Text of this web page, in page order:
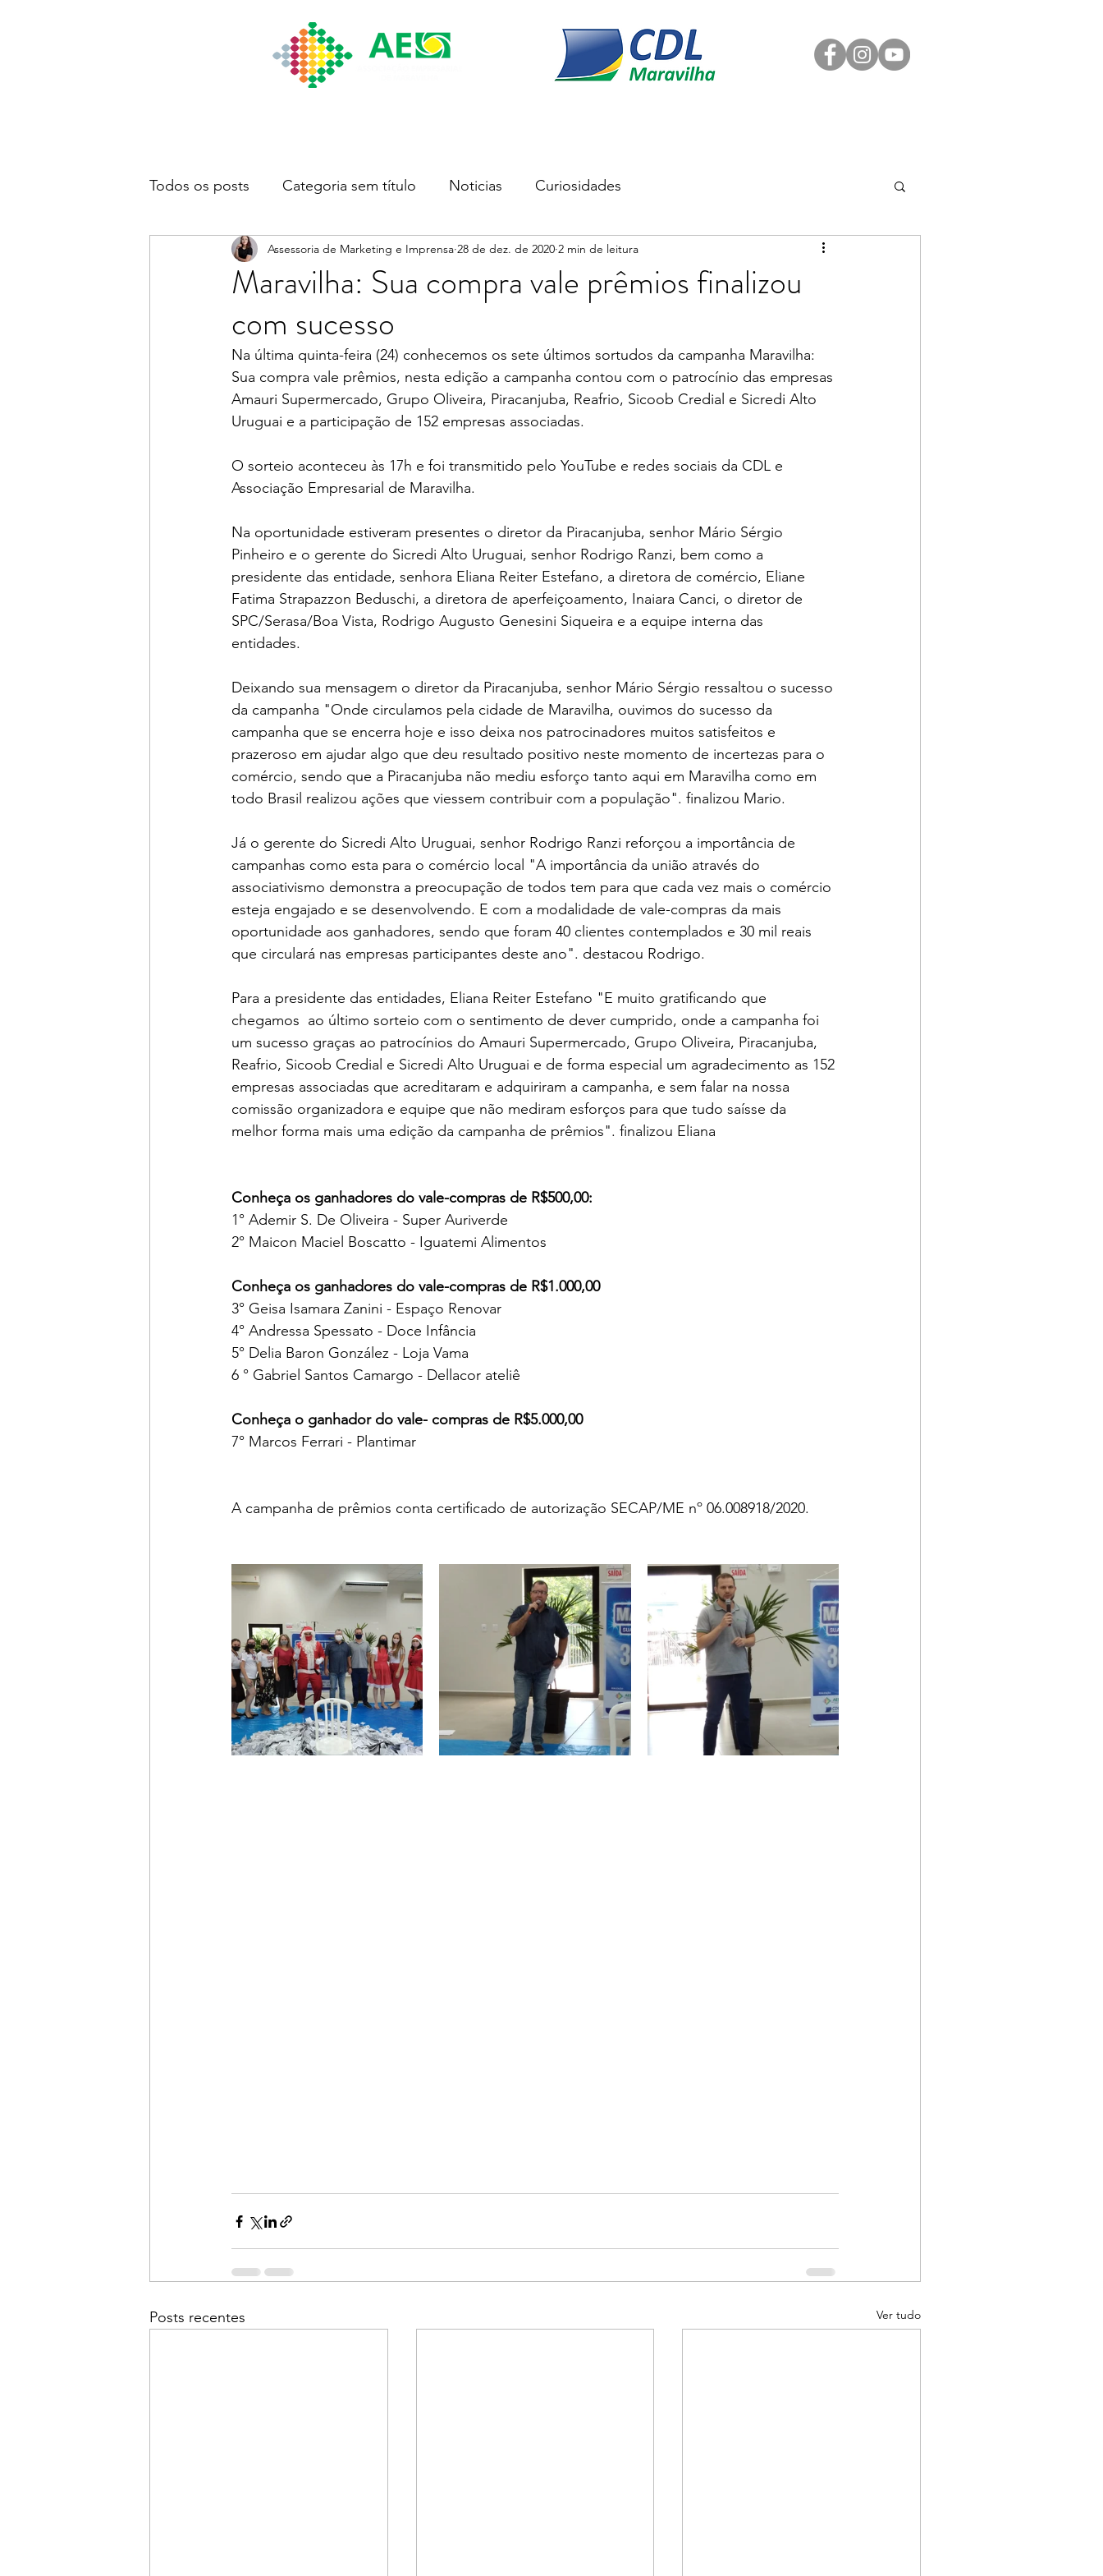
Todos os posts Categoria sem título Noticias Curiosidades
Maravilha: Sua compra vale prêmios finalizou
com sucesso
Assessoria de Marketing e Imprensa 28 de dez. de 2020 2 min de leitura
Na última quinta-feira (24) conhecemos os sete últimos sortudos da campanha Maravilha:
Sua compra vale prêmios, nesta edição a campanha contou com o patrocínio das empresas
Amauri Supermercado, Grupo Oliveira, Piracanjuba, Reafrio, Sicoob Credial e Sicredi Alto
Uruguai e a participação de 152 empresas associadas.
O sorteio aconteceu às 17h e foi transmitido pelo YouTube e redes sociais da CDL e
Associação Empresarial de Maravilha.
Na oportunidade estiveram presentes o diretor da Piracanjuba, senhor Mário Sérgio
Pinheiro e o gerente do Sicredi Alto Uruguai, senhor Rodrigo Ranzi, bem como a
presidente das entidade, senhora Eliana Reiter Estefano, a diretora de comércio, Eliane
Fatima Strapazzon Beduschi, a diretora de aperfeiçoamento, Inaiara Canci, o diretor de
SPC/Serasa/Boa Vista, Rodrigo Augusto Genesini Siqueira e a equipe interna das
entidades.
Deixando sua mensagem o diretor da Piracanjuba, senhor Mário Sérgio ressaltou o sucesso
da campanha "Onde circulamos pela cidade de Maravilha, ouvimos do sucesso da
campanha que se encerra hoje e isso deixa nos patrocinadores muitos satisfeitos e
prazeroso em ajudar algo que deu resultado positivo neste momento de incertezas para o
comércio, sendo que a Piracanjuba não mediu esforço tanto aqui em Maravilha como em
todo Brasil realizou ações que viessem contribuir com a população". finalizou Mario.
Já o gerente do Sicredi Alto Uruguai, senhor Rodrigo Ranzi reforçou a importância de
campanhas como esta para o comércio local "A importância da união através do
associativismo demonstra a preocupação de todos tem para que cada vez mais o comércio
esteja engajado e se desenvolvendo. E com a modalidade de vale-compras da mais
oportunidade aos ganhadores, sendo que foram 40 clientes contemplados e 30 mil reais
que circulará nas empresas participantes deste ano". destacou Rodrigo.
Para a presidente das entidades, Eliana Reiter Estefano "E muito gratificando que
chegamos  ao último sorteio com o sentimento de dever cumprido, onde a campanha foi
um sucesso graças ao patrocínios do Amauri Supermercado, Grupo Oliveira, Piracanjuba,
Reafrio, Sicoob Credial e Sicredi Alto Uruguai e de forma especial um agradecimento as 152
empresas associadas que acreditaram e adquiriram a campanha, e sem falar na nossa
comissão organizadora e equipe que não mediram esforços para que tudo saísse da
melhor forma mais uma edição da campanha de prêmios". finalizou Eliana
Conheça os ganhadores do vale-compras de R$500,00:
1° Ademir S. De Oliveira - Super Auriverde
2° Maicon Maciel Boscatto - Iguatemi Alimentos
Conheça os ganhadores do vale-compras de R$1.000,00
3° Geisa Isamara Zanini - Espaço Renovar
4° Andressa Spessato - Doce Infância
5° Delia Baron González - Loja Vama
6 ° Gabriel Santos Camargo - Dellacor ateliê
Conheça o ganhador do vale- compras de R$5.000,00
7° Marcos Ferrari - Plantimar
A campanha de prêmios conta certificado de autorização SECAP/ME nº 06.008918/2020.
Posts recentes Ver tudo